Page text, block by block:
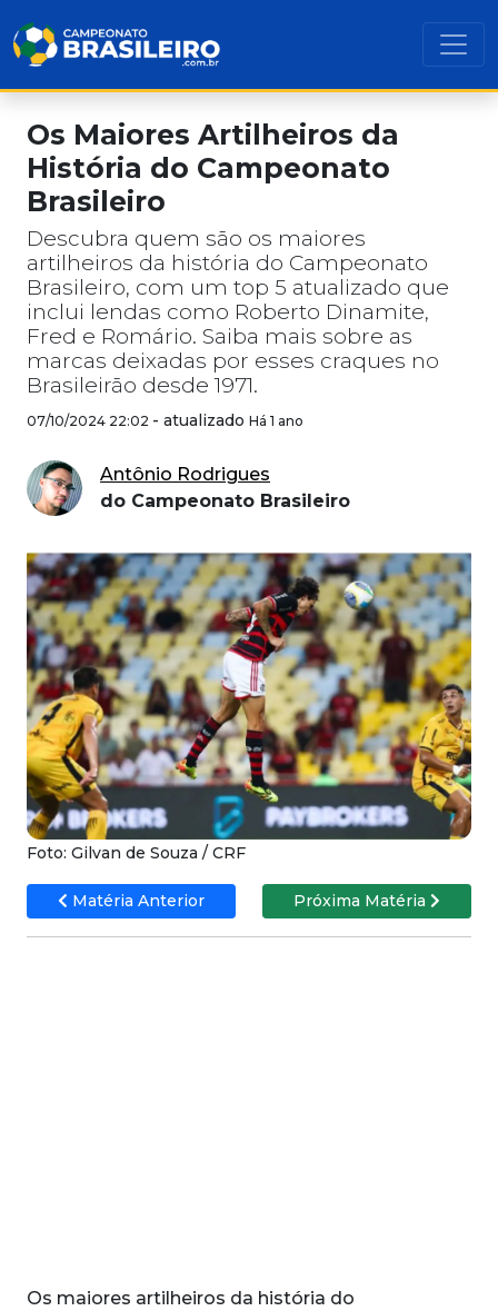
Os Maiores Artilheiros da
História do Campeonato
Brasileiro
Descubra quem são os maiores
artilheiros da história do Campeonato
Brasileiro, com um top 5 atualizado que
inclui lendas como Roberto Dinamite,
Fred e Romário. Saiba mais sobre as
marcas deixadas por esses craques no
Brasileirão desde 1971.
07/10/2024 22:02 - atualizado Há 1 ano
Antônio Rodrigues
do Campeonato Brasileiro
Foto: Gilvan de Souza / CRF
Matéria Anterior Próxima Matéria
Os maiores artilheiros da história do